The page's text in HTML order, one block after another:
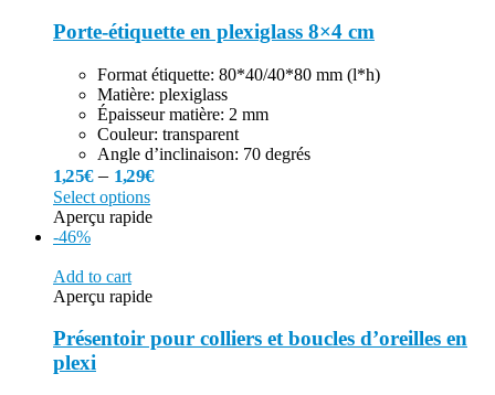
Porte-étiquette en plexiglass 8×4 cm
Format étiquette: 80*40/40*80 mm (l*h)
Matière: plexiglass
Épaisseur matière: 2 mm
Couleur: transparent
Angle d’inclinaison: 70 degrés
1,25€– 1,29€
Select options
Aperçu rapide
-46%
Add to cart
Aperçu rapide
Présentoir pour colliers et boucles d’oreilles en
plexi